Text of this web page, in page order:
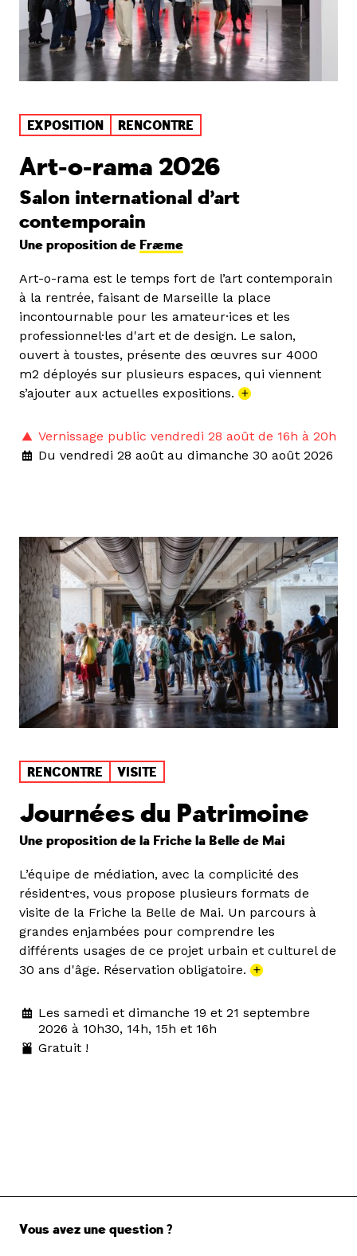
EXPOSITION RENCONTRE
Art-o-rama 2026
Salon international d’art
contemporain
Une proposition de Fræme
Art-o-rama est le temps fort de l’art contemporain
à la rentrée, faisant de Marseille la place
incontournable pour les amateur·ices et les
professionnel·les d'art et de design. Le salon,
ouvert à toustes, présente des œuvres sur 4000
m2 déployés sur plusieurs espaces, qui viennent
s’ajouter aux actuelles expositions. +
Vernissage public vendredi 28 août de 16h à 20h
Du vendredi 28 août au dimanche 30 août 2026
RENCONTRE VISITE
Journées du Patrimoine
Une proposition de la Friche la Belle de Mai
L’équipe de médiation, avec la complicité des
résident·es, vous propose plusieurs formats de
visite de la Friche la Belle de Mai. Un parcours à
grandes enjambées pour comprendre les
différents usages de ce projet urbain et culturel de
30 ans d'âge. Réservation obligatoire. +
Les samedi et dimanche 19 et 21 septembre
2026 à 10h30, 14h, 15h et 16h
Gratuit !
Vous avez une question ?